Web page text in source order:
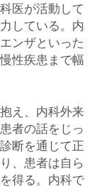
医が活動して
している。内
ンザといった
性疾患まで幅
え、内科外来
者の話をじっ
断を通じて正
、患者は自ら
得る。内科で